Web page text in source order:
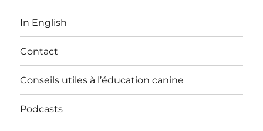
In English
Contact
Conseils utiles à l’éducation canine
Podcasts